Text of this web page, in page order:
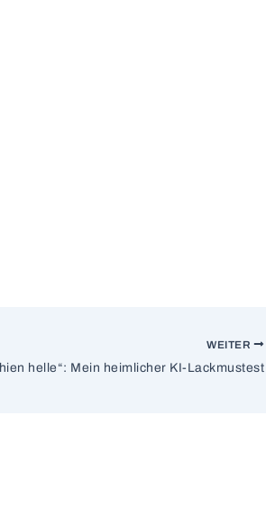
WEITER
helle“: Mein heimlicher KI-Lackmustest